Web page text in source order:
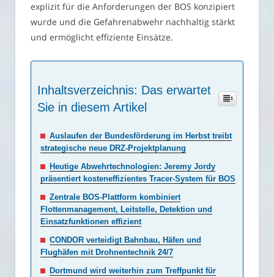
explizit für die Anforderungen der BOS konzipiert
wurde und die Gefahrenabwehr nachhaltig stärkt
und ermöglicht effiziente Einsätze.
Inhaltsverzeichnis: Das erwartet
Sie in diesem Artikel
Auslaufen der Bundesförderung im Herbst treibt
strategische neue DRZ-Projektplanung
Heutige Abwehrtechnologien: Jeremy Jordy
präsentiert kosteneffizientes Tracer-System für BOS
Zentrale BOS-Plattform kombiniert
Flottenmanagement, Leitstelle, Detektion und
Einsatzfunktionen effizient
CONDOR verteidigt Bahnbau, Häfen und
Flughäfen mit Drohnentechnik 24/7
Dortmund wird weiterhin zum Treffpunkt für